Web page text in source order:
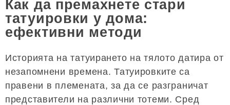
Как да премахнете стари
татуировки у дома:
ефективни методи
Историята на татуирането на тялото датира от
незапомнени времена. Татуировките са
правени в племената, за да се разграничат
представители на различни тотеми. Сред